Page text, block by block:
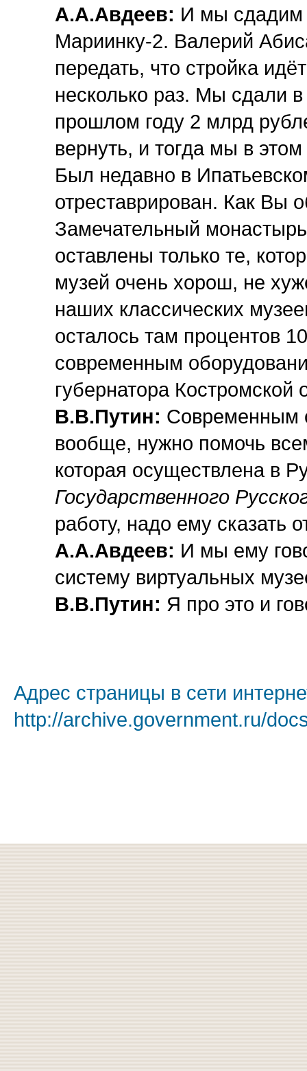
А.А.Авдеев: И мы сдадим
Мариинку-2. Валерий
передать, что стройка
несколько раз. Мы сдали
прошлом году 2 млрд
вернуть, и тогда мы в
Был недавно в
отреставрирован. Как Вы
Замечательный
оставлены только те,
музей очень хорош, не
наших классических
осталось там процентов
современным
губернатора Костромской
В.В.Путин: Современным
вообще, нужно помочь
которая осуществлена в
Государственного
работу, надо ему сказать
А.А.Авдеев: И мы ему
систему виртуальных
В.В.Путин: Я про это и
Адрес страницы в сети
http://archive.government.ru/